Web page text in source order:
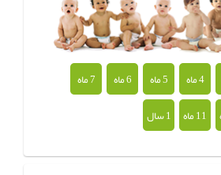
4 ماه 5 ماه 6 ماه
7 ماه
11 ماه 1 سال